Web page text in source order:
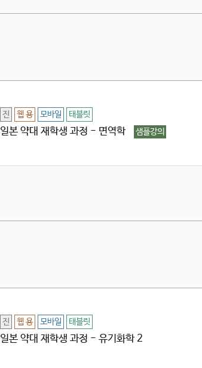
진 웹 용 모바일 태블릿
일본 약대 재학생 과정 - 면역학 샘플강의
진 웹 용 모바일 태블릿
일본 약대 재학생 과정 - 유기화학 2